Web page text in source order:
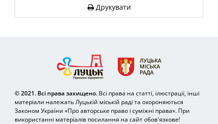
Друкувати
© 2021. Всі права захищено. Всі права на статті, ілюстрації, інші
матеріали належать Луцькій міській раді та охороняються
Законом України «Про авторське право і суміжні права». При
використанні матеріалів посилання на сайт обов'язкове!